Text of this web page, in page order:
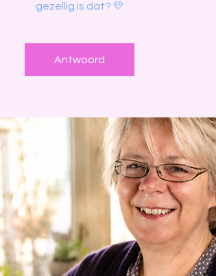
gezellig is dat? 💛
Antwoord